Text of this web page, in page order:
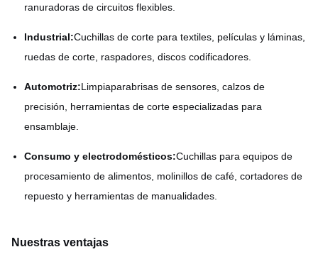
ranuradoras de circuitos flexibles.
Industrial:Cuchillas de corte para textiles, películas y láminas,
ruedas de corte, raspadores, discos codificadores.
Automotriz:Limpiaparabrisas de sensores, calzos de
precisión, herramientas de corte especializadas para
ensamblaje.
Consumo y electrodomésticos:Cuchillas para equipos de
procesamiento de alimentos, molinillos de café, cortadores de
repuesto y herramientas de manualidades.
Nuestras ventajas